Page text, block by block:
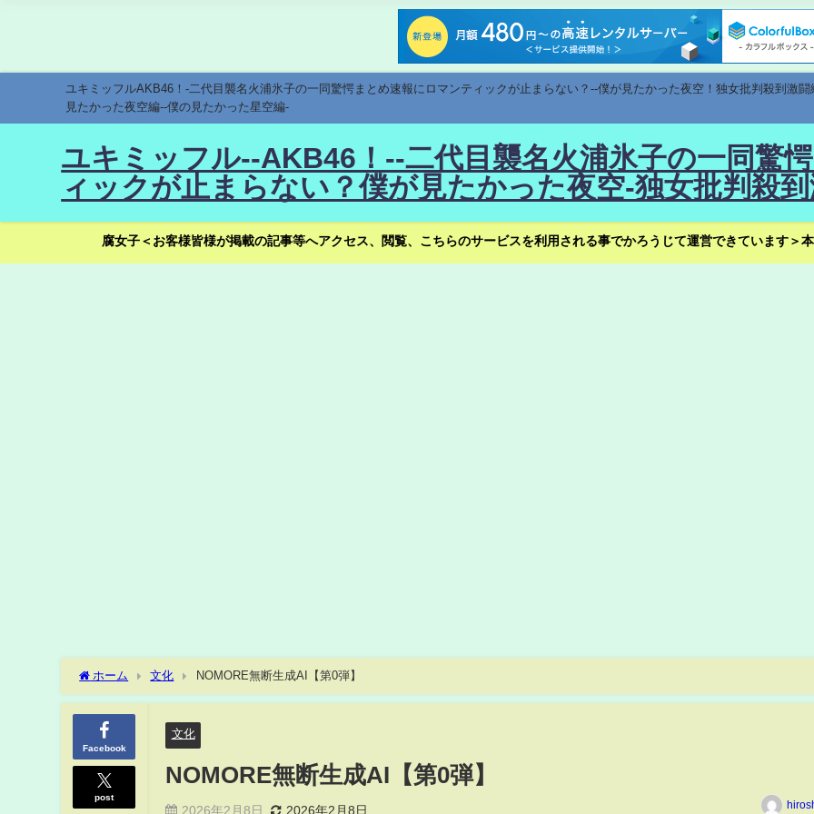
ユキミッフルAKB46！-二代目襲名火浦氷子の一同驚愕まとめ速報にロマンティックが止まらない？--僕が見たかった夜空！独女批判殺到激
見たかった夜空編--僕の見たかった星空編-
ユキミッフル--AKB46！--二代目襲名火浦氷子の一同驚
ィックが止まらない？僕が見たかった夜空-独女批判殺
腐女子＜お客様皆様が掲載の記事等へアクセス、閲覧、こちらのサービスを利用される事でかろうじて運営できています＞
ホーム 文化 NOMORE無断生成AI【第0弾】
Facebook
post
文化
NOMORE無断生成AI【第0弾】
2026年2月8日 2026年2月8日